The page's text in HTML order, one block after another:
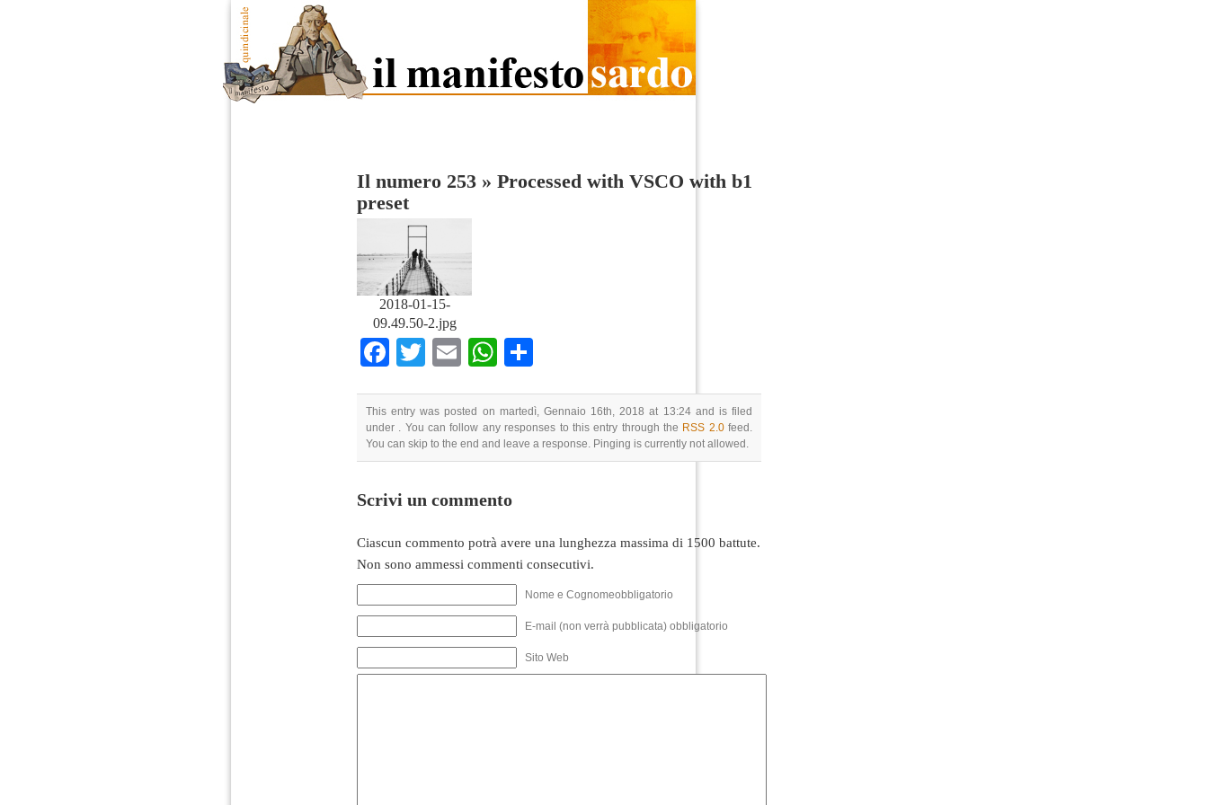
Il numero 253 » Processed with VSCO with b1
preset
2018-01-15-
09.49.50-2.jpg
Facebook
Twitter
EmailWhatsApp
This entry was posted on martedì, Gennaio 16th, 2018 at 13:24 and is filed
under . You can follow any responses to this entry through the RSS 2.0feed.
You can skip to the end and leave a response. Pinging is currently not allowed.
Scrivi un commento
Ciascun commento potrà avere una lunghezza massima di 1500 battute.
Non sono ammessi commenti consecutivi.
Nome e Cognomeobbligatorio
E-mail (non verrà pubblicata) obbligatorio
Sito Web